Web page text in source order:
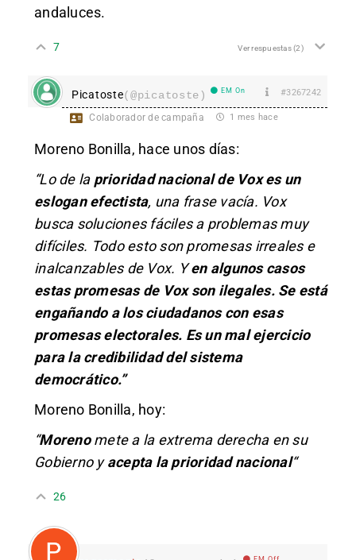
andaluces.
7 Ver respuestas(2)
Picatoste(@picatoste) EM On #3267242
Colaborador de campaña 1 mes hace
Moreno Bonilla, hace unos días:
“Lo de la prioridad nacional de Vox es un
eslogan efectista, una frase vacía. Vox
busca soluciones fáciles a problemas muy
difíciles. Todo esto son promesas irreales e
inalcanzables de Vox. Yen algunos casos
estas promesas de Vox son ilegales. Se está
engañando a los ciudadanos con esas
promesas electorales. Es un mal ejercicio
para la credibilidad del sistema
democrático.”
Moreno Bonilla, hoy:
“Morenomete a la extrema derecha en su
Gobierno yacepta la prioridad nacional“
26